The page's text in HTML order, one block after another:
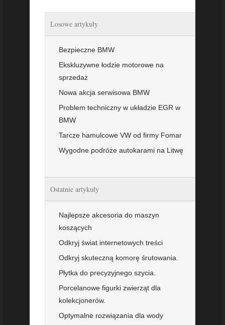
Losowe artykuły
Bezpieczne BMW
Ekskluzywne łodzie motorowe na
sprzedaż
Nowa akcja serwisowa BMW
Problem techniczny w układzie EGR w
BMW
Tarcze hamulcowe VW od firmy Fomar
Wygodne podróże autokarami na Litwę
Ostatnie artykuły
Najlepsze akcesoria do maszyn
koszących
Odkryj świat internetowych treści
Odkryj skuteczną komorę śrutowania.
Płytka do precyzyjnego szycia.
Porcelanowe figurki zwierząt dla
kolekcjonerów.
Optymalne rozwiązania dla wody